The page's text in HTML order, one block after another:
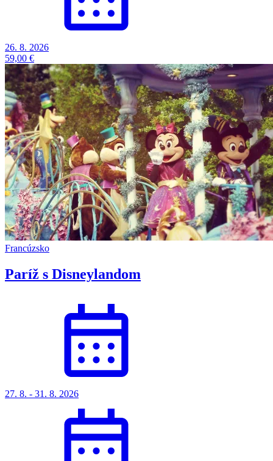
26. 8. 2026
59,00 €
Francúzsko
Paríž s Disneylandom
27. 8. - 31. 8. 2026